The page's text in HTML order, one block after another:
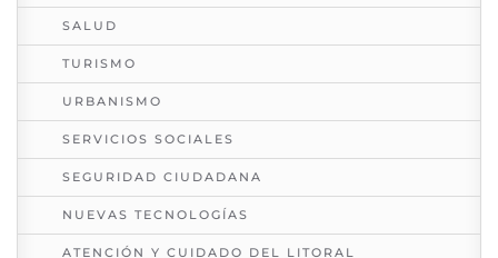
SALUD
TURISMO
URBANISMO
SERVICIOS SOCIALES
SEGURIDAD CIUDADANA
NUEVAS TECNOLOGÍAS
ATENCIÓN Y CUIDADO DEL LITORAL